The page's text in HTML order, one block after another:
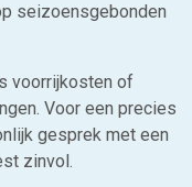
seizoensgebonden
voorrijkosten of
Voor een precies
gesprek met een
zinvol.